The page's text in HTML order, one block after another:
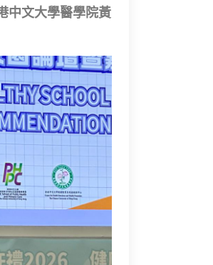
中文大學醫學院黃